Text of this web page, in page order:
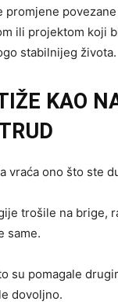
promjene
ili projektom koji
stabilnijeg života.
KAO
vraća ono što ste
trošile na brige,
same.
su pomagale
dovoljno.